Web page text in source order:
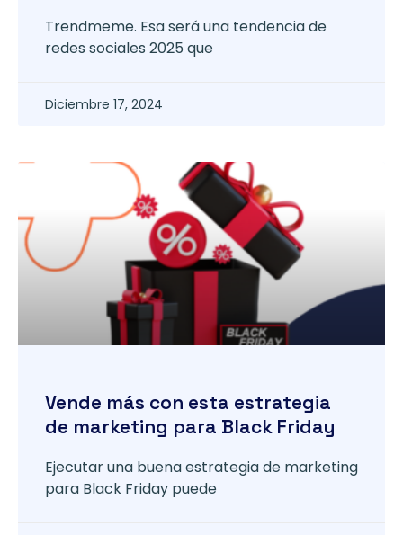
Trendmeme. Esa será una tendencia de
redes sociales 2025 que
Diciembre 17, 2024
Vende más con esta estrategia
de marketing para Black Friday
Ejecutar una buena estrategia de marketing
para Black Friday puede